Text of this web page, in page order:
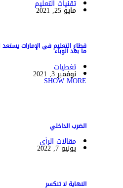
تقنيات التعليم
مايو 25, 2021
قطاع التعليم في الإمارات
ما بعد الوباء
تغطيات
نوفمبر 3, 2021
SHOW MORE
الضرب الداخلي
مقالات الرأي
يونيو 7, 2022
النهاية لا تنكسر